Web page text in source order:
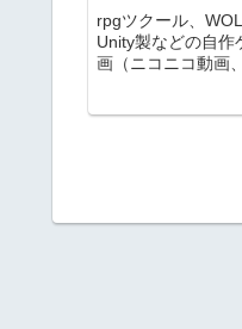
rpgツクール、
Unity製などの自作
画（ニコニコ動画
テンツ、TRPGの
るモンスター素材